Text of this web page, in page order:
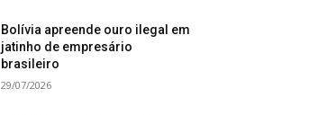
Bolívia apreende ouro ilegal em
jatinho de empresário
brasileiro
29/07/2026